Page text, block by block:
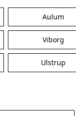
Aulum
Viborg
Ulstrup